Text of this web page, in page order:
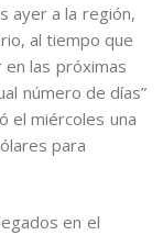
ayer a la región,
al tiempo que
las próximas
número de días”
el miércoles una
para
en el